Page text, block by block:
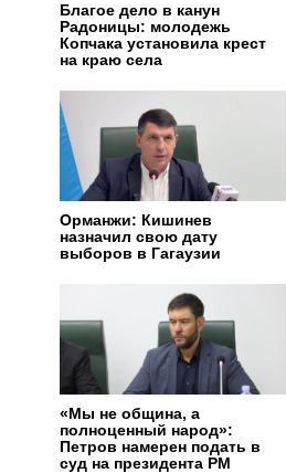
Благое дело в канун
Радоницы: молодежь
Копчака установила крест
на краю села
Орманжи: Кишинев
назначил свою дату
выборов в Гагаузии
«Мы не община, а
полноценный народ»:
Петров намерен подать в
суд на президента РМ